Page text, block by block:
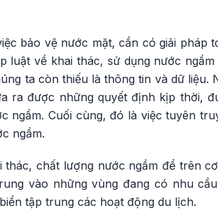
bảo vệ nước mặt, cần có giải pháp
luật về khai thác, sử dụng nước ngầm
ta còn thiếu là thông tin và dữ liệu.
ra được những quyết định kịp thời,
ngầm. Cuối cùng, đó là việc tuyên
ngầm.
chất lượng nước ngầm để trên
vào những vùng đang có nhu
tập trung các hoạt động du lịch.